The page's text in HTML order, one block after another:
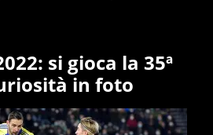
si gioca la 35ª
in foto